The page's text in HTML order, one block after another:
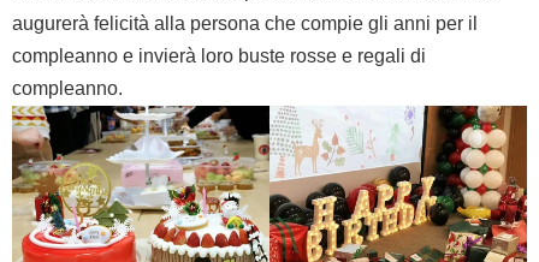
augurerà felicità alla persona che compie gli anni per il
compleanno e invierà loro buste rosse e regali di
compleanno.